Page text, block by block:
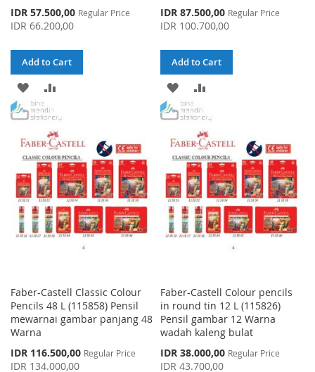
Special
Price
IDR 57.500,00 Regular Price
IDR 66.200,00
Add to Cart
ADD
TO
WISH
LIST
COMPARE
Special
Price
IDR 87.500,00 Regular Price
IDR 100.700,00
Add to Cart
ADD
TO
WISH
LIST
COMPARE
Faber-Castell Classic Colour
Pencils 48 L (115858) Pensil
mewarnai gambar panjang 48
Warna
Special
Price
IDR 116.500,00 Regular Price
IDR 134.000,00
Faber-Castell Colour pencils
in round tin 12 L (115826)
Pensil gambar 12 Warna
wadah kaleng bulat
Special
Price
IDR 38.000,00 Regular Price
IDR 43.700,00